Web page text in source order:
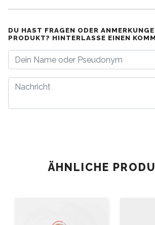
DU HAST FRAGEN ODER
PRODUKT? HINTERLASSE EINEN
ÄHNLICHE